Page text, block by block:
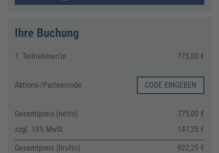
Ihre Buchung
1. Teilnehmer/in 775,00 €
Aktions-/Partnercode CODE EINGEBEN
Gesamtpreis (netto)
775,00 €
zzgl. 19% MwSt.
147,25 €
Gesamtpreis (brutto)
922,25 €